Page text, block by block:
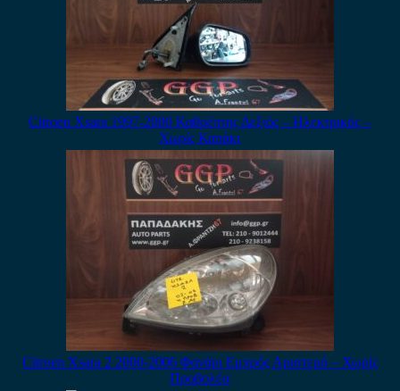
Citroen Xsara 1997-2000 Καθρέπτης Δεξιός – Ηλεκτρικός –
Χωρίς Καπάκι
Citroen Xsara 2 2000-2006 Φανάρι Εμπρός Αριστερό – Χωρίς
Προβολέα